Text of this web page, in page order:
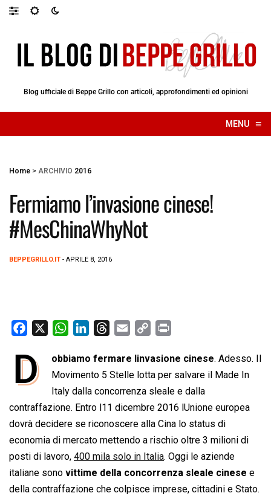
Blog ufficiale di Beppe Grillo con articoli, approfondimenti ed opinioni
MENU ≡
☰
Home > ARCHIVIO 2016
Fermiamo l’invasione cinese!
#MesChinaWhyNot
BEPPEGRILLO.IT - APRILE 8, 2016
c
e
o
o
k
W
a
t
s
A
p
p
n
k
e
d
I
n
r
e
a
d
s
a
i
l
p
y
L
i
n
k
i
n
t
D obbiamo fermare linvasione cinese. Adesso. Il
Movimento 5 Stelle lotta per salvare il Made In
Italy dalla concorrenza sleale e dalla
contraffazione. Entro l11 dicembre 2016 lUnione europea
dovrà decidere se riconoscere alla Cina lo status di
economia di mercato mettendo a rischio oltre 3 milioni di
posti di lavoro, 400 mila solo in Italia. Oggi le aziende
italiane sono vittime della concorrenza sleale cinese e
della contraffazione che colpisce imprese, cittadini e Stato.